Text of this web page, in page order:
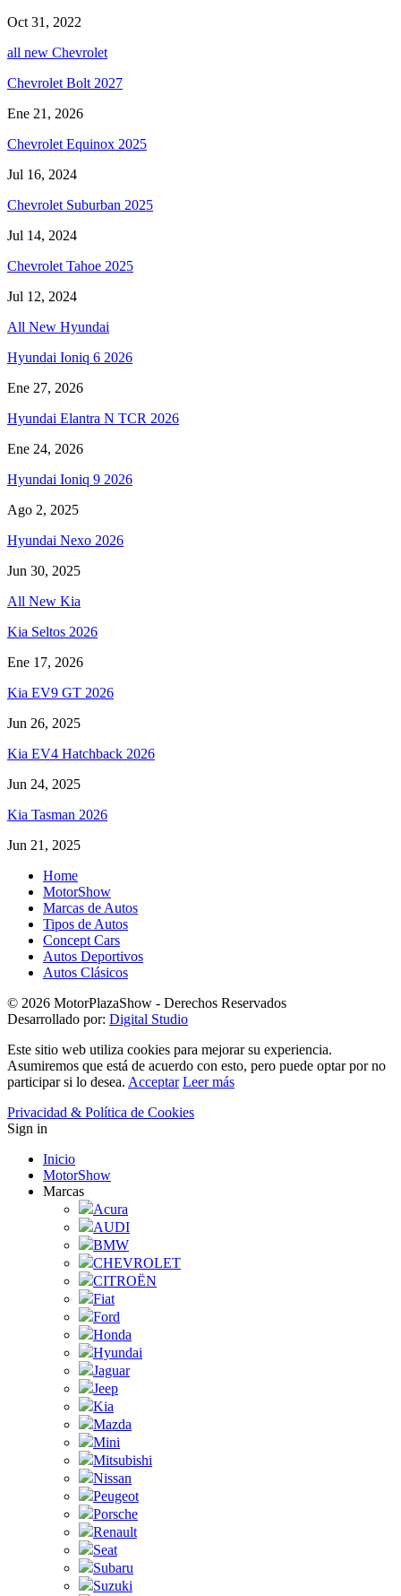
Oct 31, 2022
all new Chevrolet
Chevrolet Bolt 2027
Ene 21, 2026
Chevrolet Equinox 2025
Jul 16, 2024
Chevrolet Suburban 2025
Jul 14, 2024
Chevrolet Tahoe 2025
Jul 12, 2024
All New Hyundai
Hyundai Ioniq 6 2026
Ene 27, 2026
Hyundai Elantra N TCR 2026
Ene 24, 2026
Hyundai Ioniq 9 2026
Ago 2, 2025
Hyundai Nexo 2026
Jun 30, 2025
All New Kia
Kia Seltos 2026
Ene 17, 2026
Kia EV9 GT 2026
Jun 26, 2025
Kia EV4 Hatchback 2026
Jun 24, 2025
Kia Tasman 2026
Jun 21, 2025
Home
MotorShow
Marcas de Autos
Tipos de Autos
Concept Cars
Autos Deportivos
Autos Clásicos
© 2026 MotorPlazaShow - Derechos Reservados
Desarrollado por: Digital Studio
Este sitio web utiliza cookies para mejorar su experiencia.
Asumiremos que está de acuerdo con esto, pero puede optar por no
participar si lo desea. Acceptar Leer más
Privacidad & Política de Cookies
Sign in
Inicio
MotorShow
Marcas
Acura
AUDI
BMW
CHEVROLET
CITROËN
Fiat
Ford
Honda
Hyundai
Jaguar
Jeep
Kia
Mazda
Mini
Mitsubishi
Nissan
Peugeot
Porsche
Renault
Seat
Subaru
Suzuki